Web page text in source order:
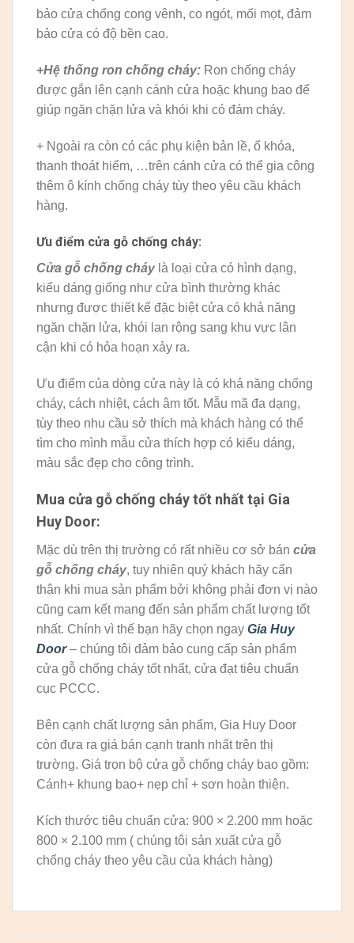
bảo cửa chống cong vênh, co ngót, mối mọt, đảm
bảo cửa có độ bền cao.
+Hệ thống ron chống cháy: Ron chống cháy
được gắn lên cạnh cánh cửa hoặc khung bao để
giúp ngăn chặn lửa và khói khi có đám cháy.
+ Ngoài ra còn có các phụ kiện bản lề, ổ khóa,
thanh thoát hiểm, …trên cánh cửa có thể gia công
thêm ô kính chống cháy tùy theo yêu cầu khách
hàng.
Ưu điểm cửa gỗ chống cháy:
Cửa gỗ chống cháylà loại cửa có hình dạng,
kiểu dáng giống như cửa bình thường khác
nhưng được thiết kế đặc biệt cửa có khả năng
ngăn chặn lửa, khói lan rộng sang khu vực lân
cận khi có hỏa hoạn xảy ra.
Ưu điểm của dòng cửa này là có khả năng chống
cháy, cách nhiệt, cách âm tốt. Mẫu mã đa dạng,
tùy theo nhu cầu sở thích mà khách hàng có thể
tìm cho mình mẫu cửa thích hợp có kiểu dáng,
màu sắc đẹp cho công trình.
Mua cửa gỗ chống cháy tốt nhất tại Gia
Huy Door:
Mặc dù trên thị trường có rất nhiều cơ sở bán cửa
gỗ chống cháy, tuy nhiên quý khách hãy cẩn
thận khi mua sản phẩm bởi không phải đơn vị nào
cũng cam kết mang đến sản phẩm chất lượng tốt
nhất. Chính vì thế bạn hãy chọn ngay Gia Huy
Door– chúng tôi đảm bảo cung cấp sản phẩm
cửa gỗ chống cháy tốt nhất, cửa đạt tiêu chuẩn
cục PCCC.
Bên cạnh chất lượng sản phẩm, Gia Huy Door
còn đưa ra giá bán cạnh tranh nhất trên thị
trường. Giá trọn bộ cửa gỗ chống cháy bao gồm:
Cánh+ khung bao+ nẹp chỉ + sơn hoàn thiện.
Kích thước tiêu chuẩn cửa: 900 × 2.200 mm hoặc
800 × 2.100 mm ( chúng tôi sản xuất cửa gỗ
chống cháy theo yêu cầu của khách hàng)